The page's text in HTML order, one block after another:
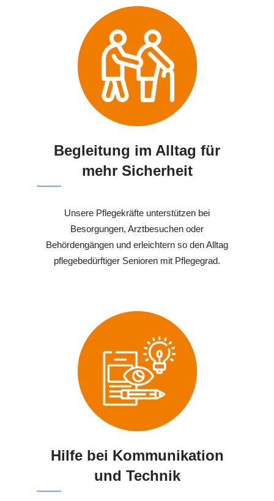
Begleitung im Alltag für
mehr Sicherheit
Unsere Pflegekräfte unterstützen bei
Besorgungen, Arztbesuchen oder
Behördengängen und erleichtern so den Alltag
pflegebedürftiger Senioren mit Pflegegrad.
Hilfe bei Kommunikation
und Technik